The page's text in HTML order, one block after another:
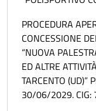
PROCEDURA
CONCESSIONE
“NUOVA
ED ALTRE
TARCENTO
30/06/2029. CIG: